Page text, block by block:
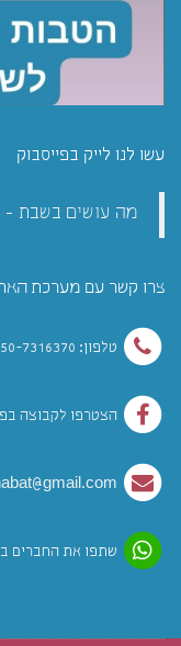
עשו לנו לייק בפייסבוק
מה עושים בשבת -
צרו קשר עם מערכת
טלפון: 050-7316370
הצטרפו לקבוצה
שתפו את החברים